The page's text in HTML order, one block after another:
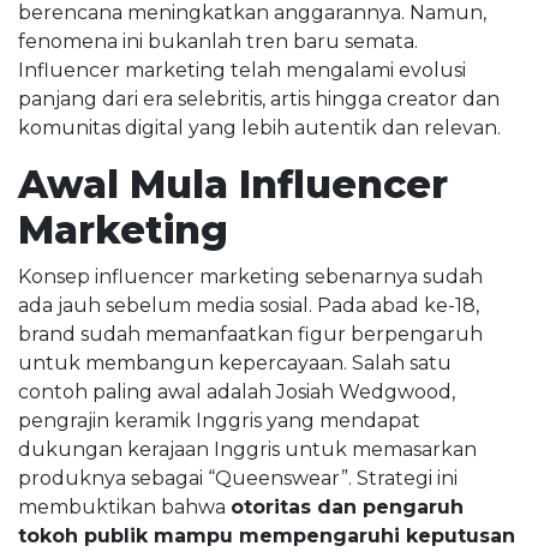
berencana meningkatkan anggarannya. Namun,
fenomena ini bukanlah tren baru semata.
Influencer marketing telah mengalami evolusi
panjang dari era selebritis, artis hingga creator dan
komunitas digital yang lebih autentik dan relevan.
Awal Mula Influencer
Marketing
Konsep influencer marketing sebenarnya sudah
ada jauh sebelum media sosial. Pada abad ke-18,
brand sudah memanfaatkan figur berpengaruh
untuk membangun kepercayaan. Salah satu
contoh paling awal adalah Josiah Wedgwood,
pengrajin keramik Inggris yang mendapat
dukungan kerajaan Inggris untuk memasarkan
produknya sebagai “Queenswear”. Strategi ini
membuktikan bahwa otoritas dan pengaruh
tokoh publik mampu mempengaruhi keputusan